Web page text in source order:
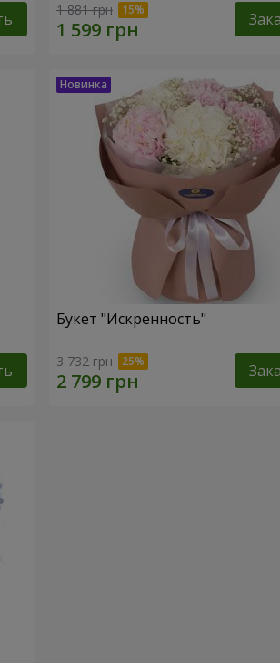
1 881 грн
Букет "Искренность"
3 732 грн